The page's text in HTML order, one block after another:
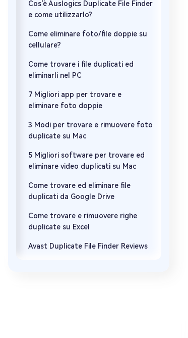
Cos'è Auslogics Duplicate File Finder
e come utilizzarlo?
Come eliminare foto/file doppie su
cellulare?
Come trovare i file duplicati ed
eliminarli nel PC
7 Migliori app per trovare e
eliminare foto doppie
3 Modi per trovare e rimuovere foto
duplicate su Mac
5 Migliori software per trovare ed
eliminare video duplicati su Mac
Come trovare ed eliminare file
duplicati da Google Drive
Come trovare e rimuovere righe
duplicate su Excel
Avast Duplicate File Finder Reviews